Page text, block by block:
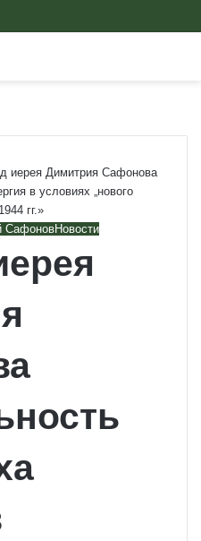
иерея Димитрия Сафонова
в условиях „нового
гг.»
СафоновНовости